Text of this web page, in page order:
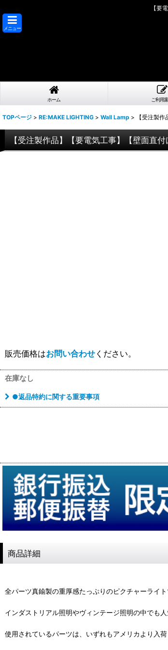
【要
メニュー
ホーム ご利用
TOPページ > RE:MAKE LIGHTING > Wall Lamp > 【受注製
【受注製作品】【要電気工事】【壁面直
販売価格はお問い合わせください。
在庫なし
●返品特約に関する重要事項
商品詳細
全パーツ真鍮製の重厚感たっぷりのピクチャーライト
インダストリアル照明やヴィンテージ照明の中でも
使用されているパーツは、いずれもアメリカより入